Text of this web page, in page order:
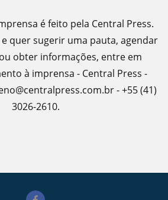
é feito pela Central Press.
quer sugerir uma pauta, agendar
obter informações, entre em
à imprensa - Central Press -
- +55 (41)
3026-2610.